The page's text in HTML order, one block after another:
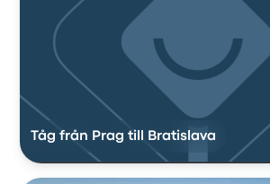
Tåg från Prag till Bratislava